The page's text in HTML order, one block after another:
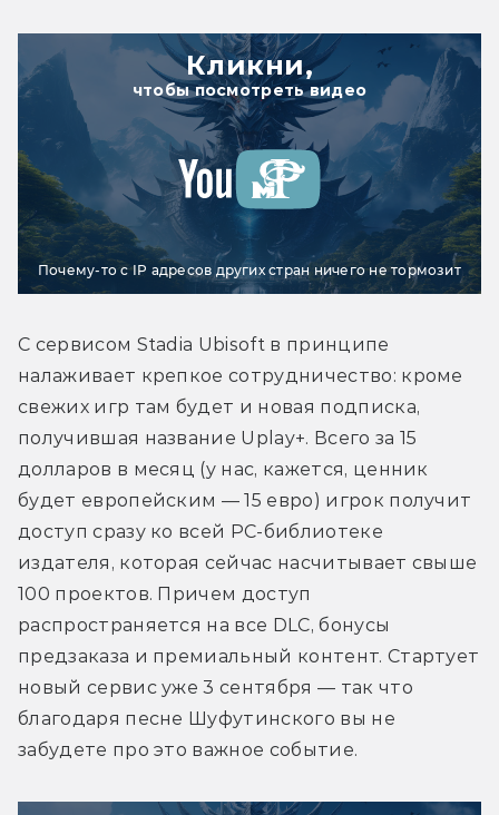
Кликни,
чтобы посмотреть видео
Почему-то с IP адресов других стран ничего не тормозит
С сервисом Stadia Ubisoft в принципе
налаживает крепкое сотрудничество: кроме
свежих игр там будет и новая подписка,
получившая название Uplay+. Всего за 15
долларов в месяц (у нас, кажется, ценник
будет европейским — 15 евро) игрок получит
доступ сразу ко всей PC-библиотеке
издателя, которая сейчас насчитывает свыше
100 проектов. Причем доступ
распространяется на все DLC, бонусы
предзаказа и премиальный контент. Стартует
новый сервис уже 3 сентября — так что
благодаря песне Шуфутинского вы не
забудете про это важное событие.